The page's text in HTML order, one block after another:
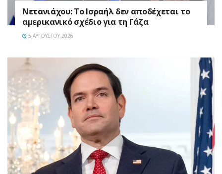
Νετανιάχου: Το Ισραήλ δεν αποδέχεται το
αμερικανικό σχέδιο για τη Γάζα
5 ΑΥΓΟΎΣΤΟΥ 2026